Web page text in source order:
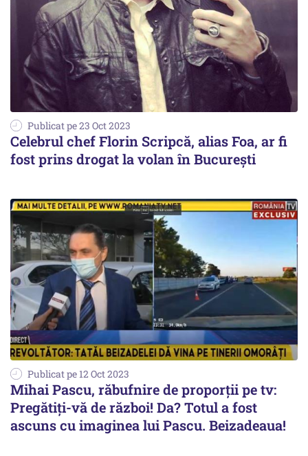
Publicat pe 23 Oct 2023
Celebrul chef Florin Scripcă, alias Foa, ar fi
fost prins drogat la volan în București
Publicat pe 12 Oct 2023
Mihai Pascu, răbufnire de proporții pe tv:
Pregătiți-vă de război! Da? Totul a fost
ascuns cu imaginea lui Pascu. Beizadeaua!